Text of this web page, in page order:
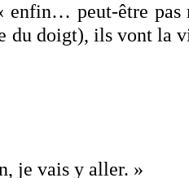
peut-être pas
du doigt), ils vont la
je vais y aller. »